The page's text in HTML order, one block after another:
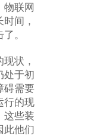
物联网
间，
。
状，
处于初
碍需要
行的现
这些装
此他们